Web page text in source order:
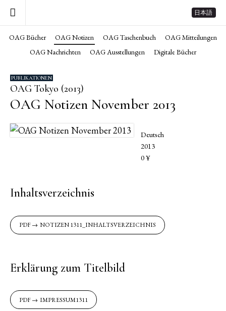
日本語
OAG Bücher OAG Notizen OAG Taschenbuch
OAG Mitteilungen
OAG Nachrichten
OAG Ausstellungen Digitale Bücher
PUBLIKATIONEN
OAG Tokyo (2013)
OAG Notizen November 2013
Deutsch
2013
0 ¥
Inhaltsverzeichnis
NOTIZEN 1311_INHALTSVERZEICHNIS
Erklärung zum Titelbild
IMPRESSUM1311